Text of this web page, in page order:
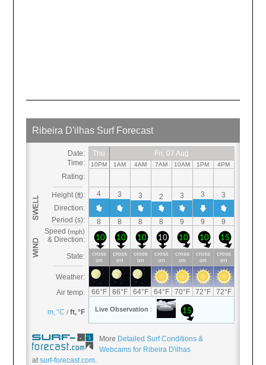
More Detailed Surf Conditions &
Webcams for Ribeira D'ilhas
at surf-forecast.com.